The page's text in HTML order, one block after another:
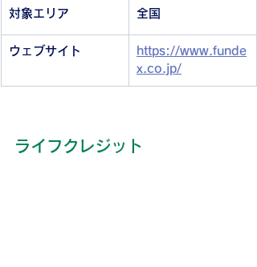
対象エリア 全国
ウェブサイト
https://www.funde
x.co.jp/
ライフクレジット